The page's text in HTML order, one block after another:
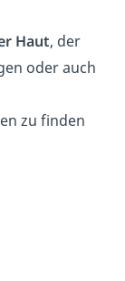
Haut, der
oder auch
zu finden